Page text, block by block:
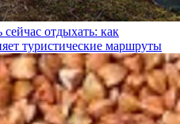
сейчас отдыхать: как
туристические маршруты